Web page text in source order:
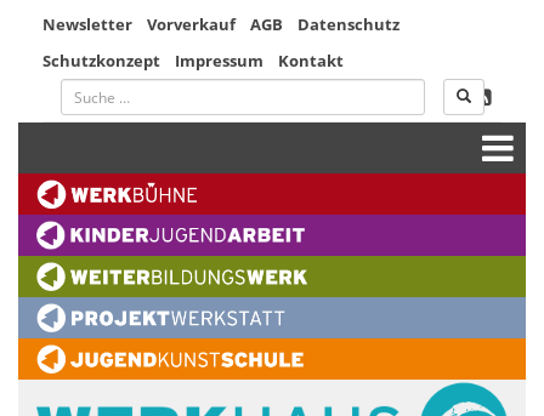
Newsletter Vorverkauf AGB
Datenschutz
Schutzkonzept
Impressum Kontakt